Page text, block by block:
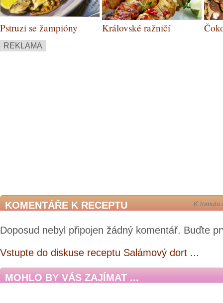
Pstruzi se žampióny Královské ražničí
REKLAMA
KOMENTÁŘE K RECEPTU K tomuto
Doposud nebyl připojen žádný komentář. Buďte
Vstupte do diskuse receptu Salámový dort ...
MOHLO BY VÁS ZAJÍMAT ...